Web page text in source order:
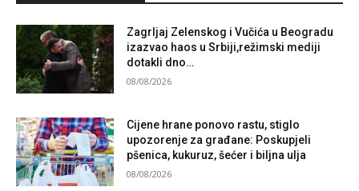
Zagrljaj Zelenskog i Vučića u Beogradu
izazvao haos u Srbiji,režimski mediji
dotakli dno…
08/08/2026
Cijene hrane ponovo rastu, stiglo
upozorenje za građane: Poskupjeli
pšenica, kukuruz, šećer i biljna ulja
08/08/2026